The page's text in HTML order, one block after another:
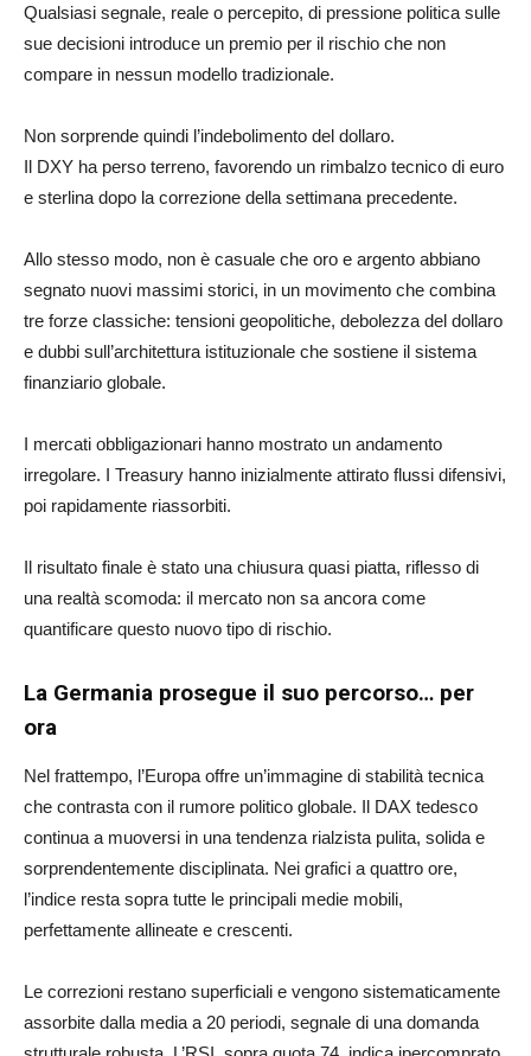
Qualsiasi segnale, reale o percepito, di pressione politica sulle
sue decisioni introduce un premio per il rischio che non
compare in nessun modello tradizionale.
Non sorprende quindi l’indebolimento del dollaro.
Il DXY ha perso terreno, favorendo un rimbalzo tecnico di euro
e sterlina dopo la correzione della settimana precedente.
Allo stesso modo, non è casuale che oro e argento abbiano
segnato nuovi massimi storici, in un movimento che combina
tre forze classiche: tensioni geopolitiche, debolezza del dollaro
e dubbi sull’architettura istituzionale che sostiene il sistema
finanziario globale.
I mercati obbligazionari hanno mostrato un andamento
irregolare. I Treasury hanno inizialmente attirato flussi difensivi,
poi rapidamente riassorbiti.
Il risultato finale è stato una chiusura quasi piatta, riflesso di
una realtà scomoda: il mercato non sa ancora come
quantificare questo nuovo tipo di rischio.
La Germania prosegue il suo percorso… per
ora
Nel frattempo, l’Europa offre un’immagine di stabilità tecnica
che contrasta con il rumore politico globale. Il DAX tedesco
continua a muoversi in una tendenza rialzista pulita, solida e
sorprendentemente disciplinata. Nei grafici a quattro ore,
l’indice resta sopra tutte le principali medie mobili,
perfettamente allineate e crescenti.
Le correzioni restano superficiali e vengono sistematicamente
assorbite dalla media a 20 periodi, segnale di una domanda